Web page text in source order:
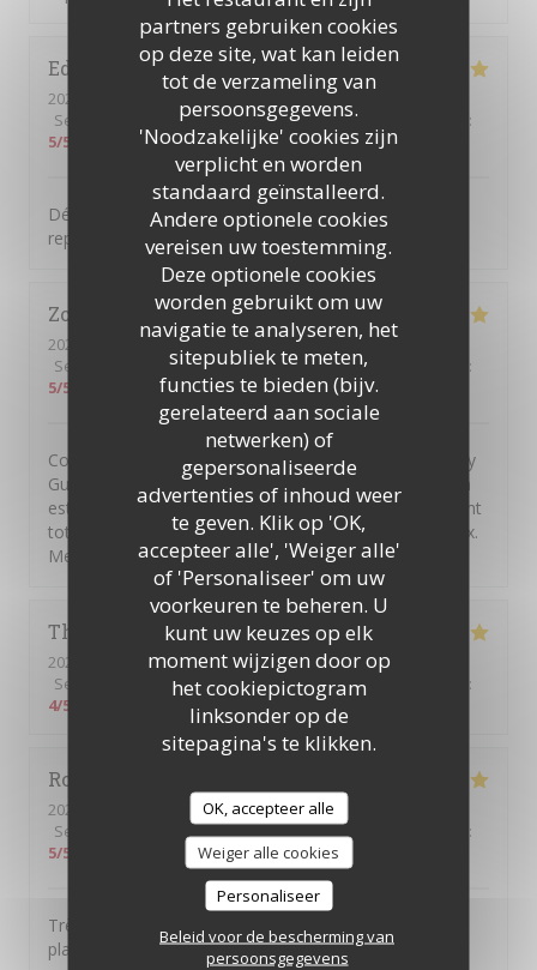
partners gebruiken cookies
op deze site, wat kan leiden
tot de verzameling van
persoonsgegevens.
'Noodzakelijke' cookies zijn
verplicht en worden
standaard geïnstalleerd.
Andere optionele cookies
vereisen uw toestemming.
Deze optionele cookies
worden gebruikt om uw
navigatie te analyseren, het
sitepubliek te meten,
functies te bieden (bijv.
gerelateerd aan sociale
netwerken) of
gepersonaliseerde
advertenties of inhoud weer
te geven. Klik op 'OK,
accepteer alle', 'Weiger alle'
of 'Personaliseer' om uw
voorkeuren te beheren. U
kunt uw keuzes op elk
moment wijzigen door op
het cookiepictogram
linksonder op de
sitepagina's te klikken.
OK, accepteer alle
Weiger alle cookies
Personaliseer
Beleid voor de bescherming van
persoonsgegevens
Edith
2026-08-06
Service
Atmosfeer:5/5 Keuken: 5/5
:
5/5
Découverte de ce restaurant … Tout était parfait, le
repas, le cadre, l’accueil, nous y reviendrons …
Zoé
2026-08-06
- 13:30 - Gasten 2
Service
Atmosfeer:5/5 Keuken:5/5 Kwaliteit / Prijs
:
5/5
Comment s'évader sans partir très loin? En allant à Issy
Guinguette! On se retrouve dans les vignes alors qu'on
est en plein cœur de la ville. Au-delà de ce dépaysement
total, la cuisine est excellente, le service est chaleureux.
Mention spéciale pour le churros 😊.
Thierry
2026-08-06
- 12:30 - Gasten 2
Service
Atmosfeer:5/5 Keuken:5/5 Kwaliteit / Prijs
:
4/5
Romain
2026-08-05
- 20:00 - Gasten 2
Service
Atmosfeer:5/5 Keuken:5/5
:
5/5
Très beau cadre, serveurs attentionnés et très bons
plats!